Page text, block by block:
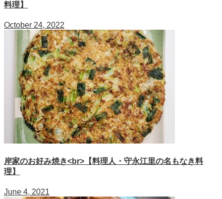
料理】
October 24, 2022
岸家のお好み焼き<br>【料理人・守永江里の名もなき料
理】
June 4, 2021